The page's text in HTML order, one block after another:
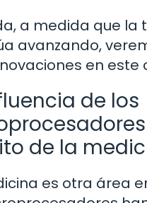
a medida que la
avanzando,
en este
de los
de la
es otra área